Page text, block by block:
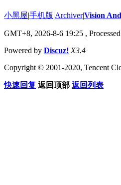
小黑屋|手机版|Archiver|Vision
GMT+8, 2026-8-6 19:25 ,
Powered by Discuz! X3.4
Copyright © 2001-2020, Tencent
快速回复 返回顶部 返回列表